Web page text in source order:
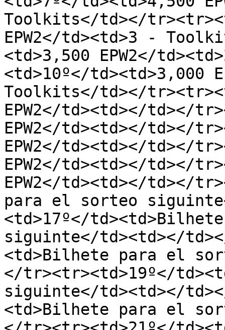
Toolkits</td></
EPW2</td><td>3 -
<td>3,500 EPW2</
<td>10º</td><td>3,000
Toolkits</td></
EPW2</td><td></td></
EPW2</td><td></td></
EPW2</td><td></td></
EPW2</td><td></td></
EPW2</td><td></td></
para el sorteo
<td>17º</
siguinte</td><td></
<td>Bilhete para el
</tr><tr><td>19º</
siguinte</td><td></
<td>Bilhete para el